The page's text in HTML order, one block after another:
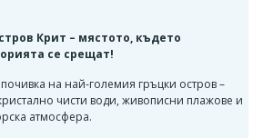
Крит – мястото, където
се срещат!
на най-големия гръцки остров –
чисти води, живописни плажове и
атмосфера.